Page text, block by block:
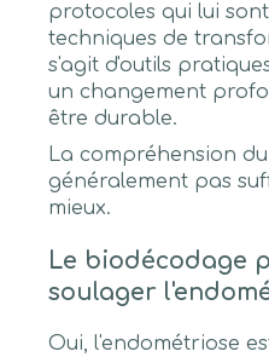
protocoles qui lui
techniques de
s'agit d'outils
un changement
être durable.
La compréhension
généralement pas
mieux.
Le biodécodage
soulager
Oui, l'endométriose